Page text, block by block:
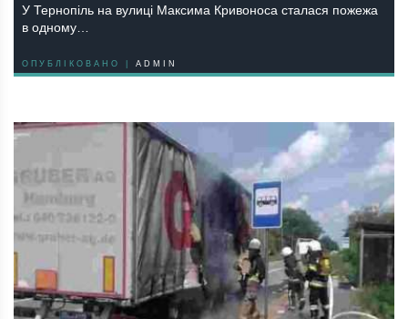
У Тернопіль на вулиці Максима Кривоноса сталася пожежа
в одному…
ОПУБЛІКОВАНО | ADMIN